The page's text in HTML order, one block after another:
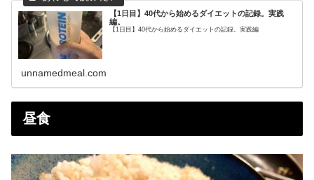
【1日目】40代から始めるダイエットの記録。実践
編。
【1日目】40代から始めるダイエットの記録。実践編
unnamedmeal.com
昼食